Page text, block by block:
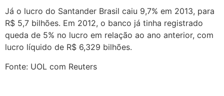
Já o lucro do Santander Brasil caiu 9,7% em 2013, para
R$ 5,7 bilhões. Em 2012, o banco já tinha registrado
queda de 5% no lucro em relação ao ano anterior, com
lucro líquido de R$ 6,329 bilhões.
Fonte: UOL com Reuters